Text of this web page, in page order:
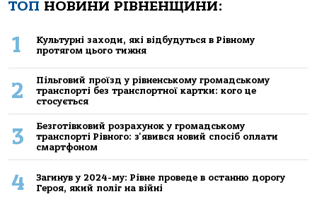
ТОП НОВИНИ РІВНЕНЩИНИ:
1
Культурні заходи, які відбудуться в Рівному
протягом цього тижня
2
Пільговий проїзд у рівненському громадському
транспорті без транспортної картки: кого це
стосується
3
Безготівковий розрахунок у громадському
транспорті Рівного: з'явився новий спосіб оплати
смартфоном
4
Загинув у 2024-му: Рівне проведе в останню дорогу
Героя, який поліг на війні